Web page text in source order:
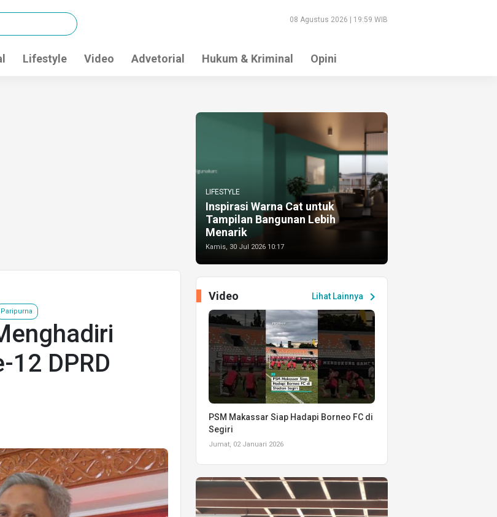
08 Agustus 2026 | 19:59 WIB
Lifestyle Video Advetorial Hukum & Kriminal Opini
Paripurna
12 DPRD
LIFESTYLE
Inspirasi Warna Cat untuk
Tampilan Bangunan Lebih
Menarik
Kamis, 30 Jul 2026 10:17
Lihat Lainnya chevron_right
Video
PSM Makassar Siap Hadapi Borneo FC di
Segiri
Jumat, 02 Januari 2026